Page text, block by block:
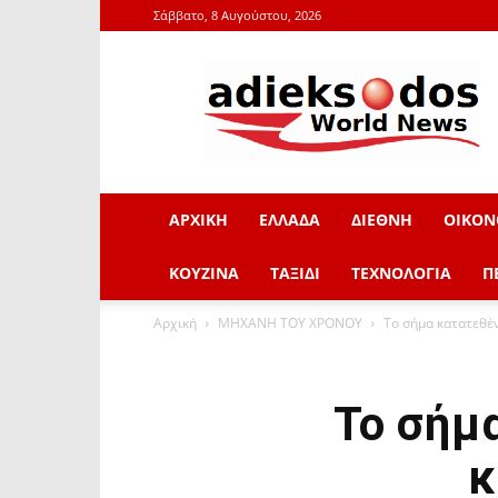
Σάββατο, 8 Αυγούστου, 2026
adieksodos.gr
ΑΡΧΙΚΗ ΕΛΛΑΔΑ ΔΙΕΘΝΗ
ΚΟΥΖΙΝΑ ΤΑΞΙΔΙ ΤΕΧΝΟΛΟΓΙΑ
Αρχική ΜΗΧΑΝΗ ΤΟΥ ΧΡΟΝΟΥ Το σήμα
Το